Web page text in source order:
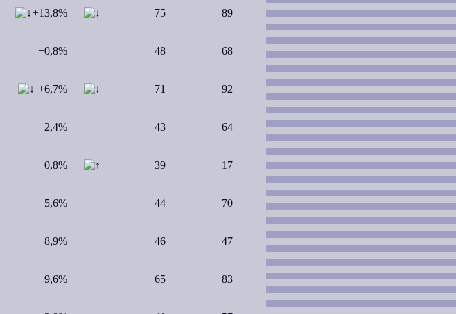
+13,8% 75 89
−0,8% 48 68
+6,7% 71 92
−2,4% 43 64
−0,8% 39 17
−5,6% 44 70
−8,9% 46 47
−9,6% 65 83